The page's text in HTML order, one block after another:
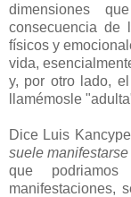
dimensiones
consecuencia de
físicos y
vida,
y, por otro lado,
llamémosle
Dice Luis
suele
que
manifestaciones,